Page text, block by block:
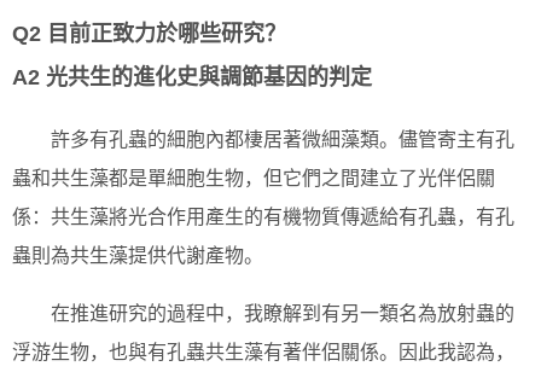
Q2 目前正致力於哪些研究？
A2 光共生的進化史與調節基因的判定
許多有孔蟲的細胞內都棲居著微細藻類。儘管寄主有孔
蟲和共生藻都是單細胞生物，但它們之間建立了光伴侶關
係：共生藻將光合作用產生的有機物質傳遞給有孔蟲，有孔
蟲則為共生藻提供代謝產物。
在推進研究的過程中，我瞭解到有另一類名為放射蟲的
浮游生物，也與有孔蟲共生藻有著伴侶關係。因此我認為，